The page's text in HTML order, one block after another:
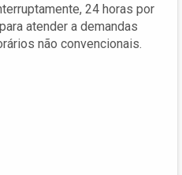
24 horas por
atender a demandas
não convencionais.